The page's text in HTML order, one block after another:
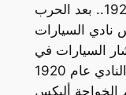
نادي السيارات الملكي المصري 1924.. بعد الحرب
نادي السيارات
السيارات في
مصر. بدأت محاولات جدية لإحياء النادي عام 1920
الخواجة أليكس